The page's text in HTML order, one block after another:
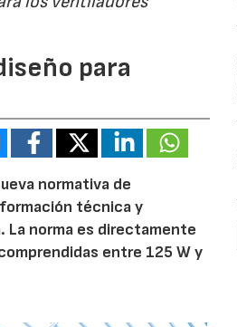
para
normativa de
técnica y
La norma es directamente
entre 125 W y